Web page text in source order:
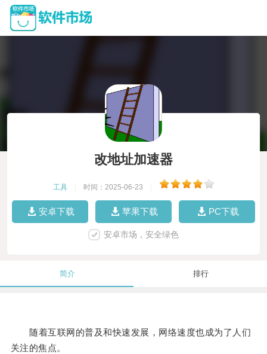
改地址加速器
工具 时间：2025-06-23
安卓下载 苹果下载 PC下载
安卓市场，安全绿色
简介 排行
随着互联网的普及和快速发展，网络速度也成为了人们
关注的焦点。